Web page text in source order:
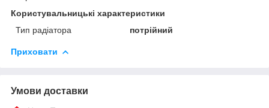
Користувальницькі характеристики
Тип радіатора
потрійний
Приховати
Умови доставки